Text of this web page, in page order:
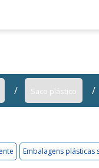
Saco plástico
Embalagens plásticas